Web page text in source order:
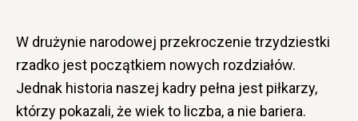
W drużynie narodowej przekroczenie trzydziestki
rzadko jest początkiem nowych rozdziałów.
Jednak historia naszej kadry pełna jest piłkarzy,
którzy pokazali, że wiek to liczba, a nie bariera.